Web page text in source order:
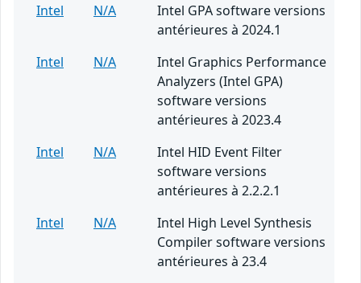
Intel
N/A
Intel GPA software versions
antérieures à 2024.1
Intel
N/A
Intel Graphics Performance
Analyzers (Intel GPA)
software versions
antérieures à 2023.4
Intel
N/A
Intel HID Event Filter
software versions
antérieures à 2.2.2.1
Intel
N/A
Intel High Level Synthesis
Compiler software versions
antérieures à 23.4